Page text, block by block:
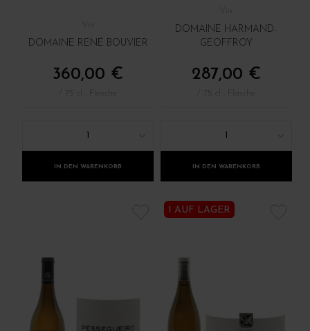
DOMAINE RENÉ BOUVIER
360,00 €
IN DEN WARENKORB
DOMAINE HARMAND-
GEOFFROY
287,00 €
IN DEN WARENKORB
1 AUF LAGER